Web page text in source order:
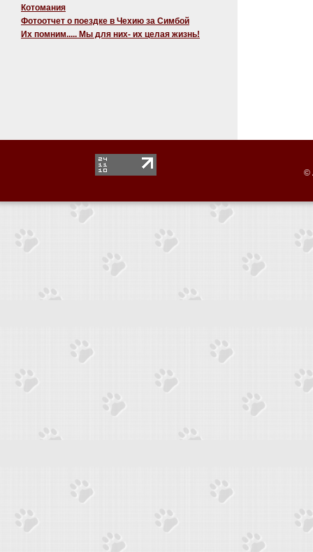
Котомания
Фотоотчет о поездке в Чехию за Симбой
Их помним..... Мы для них- их целая жизнь!
©